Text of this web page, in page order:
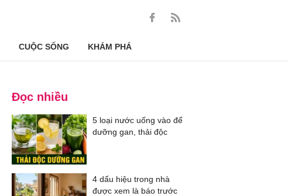
CUỘC SỐNG KHÁM PHÁ
Đọc nhiều
5 loại nước uống vào để
dưỡng gan, thải độc
4 dấu hiệu trong nhà
được xem là báo trước